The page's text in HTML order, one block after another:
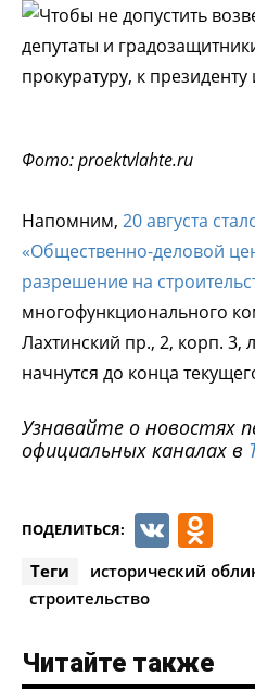
Фото: proektvlahte.ru
Напомним, 20 августа
«Общественно-деловой
разрешение на
многофункционального
Лахтинский пр., 2, корп. 3,
начнутся до конца
Узнавайте о новостях
официальных каналах в
ПОДЕЛИТЬСЯ: VK
Теги исторический
строительство
Читайте также